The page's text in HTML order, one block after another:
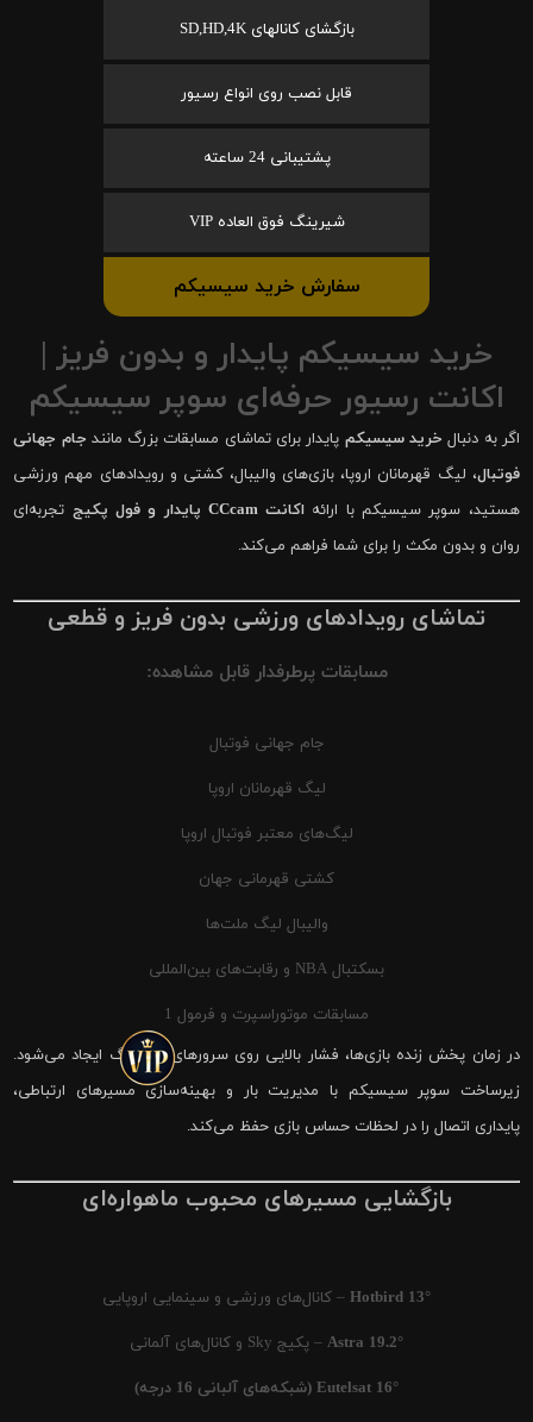
بازگشای کانالهای SD,HD,4K
قابل نصب روی انواع رسیور
پشتیبانی 24 ساعته
شیرینگ فوق العاده VIP
سفارش خرید سیسیکم
خرید سیسیکم پایدار و بدون فریز |
اکانت رسیور حرفه‌ای سوپر سیسیکم
اگر به دنبال خرید سیسیکم پایدار برای تماشای مسابقات بزرگ مانند جام جهانی
فوتبال، لیگ قهرمانان اروپا، بازی‌های والیبال، کشتی و رویدادهای مهم ورزشی
هستید، سوپر سیسیکم با ارائه اکانت CCcam پایدار و فول پکیج
تجربه‌ای
روان و بدون مکث را برای شما فراهم می‌کند.
تماشای رویدادهای ورزشی بدون فریز و قطعی
مسابقات پرطرفدار قابل مشاهده:
جام جهانی فوتبال
لیگ قهرمانان اروپا
لیگ‌های معتبر فوتبال اروپا
کشتی قهرمانی جهان
والیبال لیگ ملت‌ها
بسکتبال NBA و رقابت‌های بین‌المللی
مسابقات موتوراسپرت و فرمول 1
در زمان پخش زنده بازی‌ها، فشار بالایی روی سرورهای شیرینگ ایجاد می‌شود.
زیرساخت سوپر سیسیکم با مدیریت بار و بهینه‌سازی مسیرهای ارتباطی،
پایداری اتصال را در لحظات حساس بازی حفظ می‌کند.
بازگشایی مسیرهای محبوب ماهواره‌ای
Hotbird 13° – کانال‌های ورزشی و سینمایی اروپایی
Astra 19.2° – پکیج Sky و کانال‌های آلمانی
Eutelsat 16° (شبکه‌های آلبانی 16 درجه)